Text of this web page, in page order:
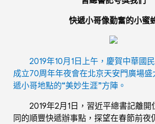
快遞小哥像勤奮的小蜜
2019年10月1日上午，慶賀中華國
成立70周年年夜會在北京天安門廣場
遞小哥地點的“美妙生涯”方陣。
2019年2月1日，習近平總書記離開
同的順豐快遞辦事點，探望在春節前夜